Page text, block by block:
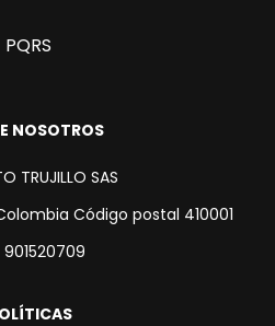
PQRS
NOSOTROS
TRUJILLO SAS
Código postal 410001
901520709